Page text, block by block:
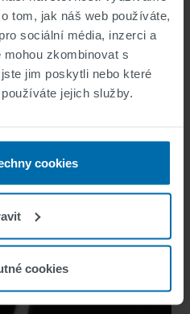
tom, jak náš web používáte,
sociální média, inzerci a
zkombinovat s
jim poskytli nebo které
jejich služby.
cookies
cookies